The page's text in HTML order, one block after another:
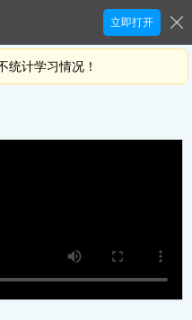
立即打开
统计学习情况！